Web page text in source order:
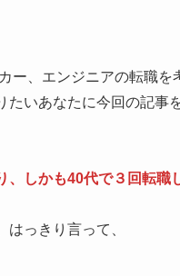
ー、エンジニアの転職を
たいあなたに今回の記事
しかも40代で３回転職
っきり言って、